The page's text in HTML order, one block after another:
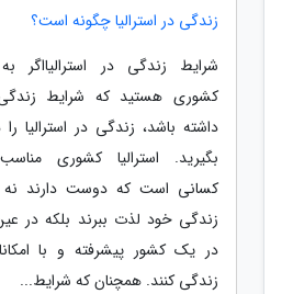
زندگی در استرالیا چگونه است؟
شرایط زندگی در استرالیااگر
کشوری هستید که شرایط
داشته باشد، زندگی در استرالیا
بگیرید. استرالیا کشوری
کسانی است که دوست دارند نه
زندگی خود لذت ببرند بلکه در
در یک کشور پیشرفته و با
زندگی کنند. همچنان که شرایط...